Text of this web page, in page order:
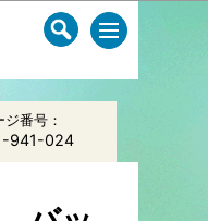
へ移動
ジ番号：
941-024